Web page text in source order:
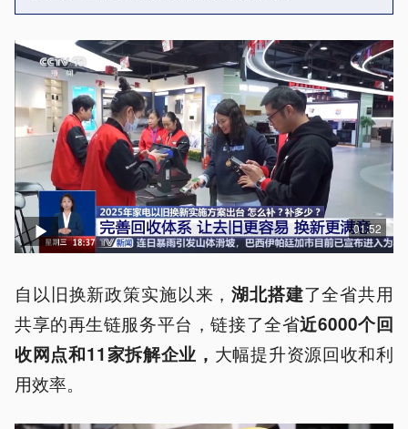
01:52
自以旧换新政策实施以来，湖北搭建了全省共用
共享的再生链服务平台，链接了全省近6000个回
收网点和11家拆解企业， 大幅提升资源回收和利
用效率。